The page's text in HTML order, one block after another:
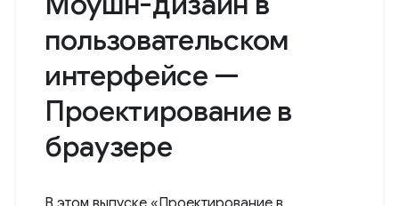
пользовательском
интерфейсе —
Проектирование в
браузере